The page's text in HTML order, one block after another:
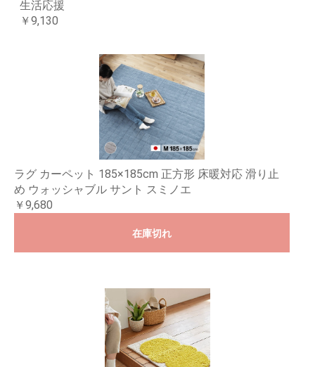
生活応援
￥9,130
ラグ カーペット 185×185cm 正方形 床暖対応 滑り止
め ウォッシャブル サント スミノエ
￥9,680
在庫切れ